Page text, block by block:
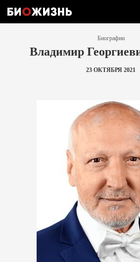
Биографии
Владимир
23 ОКТЯБРЯ 2021